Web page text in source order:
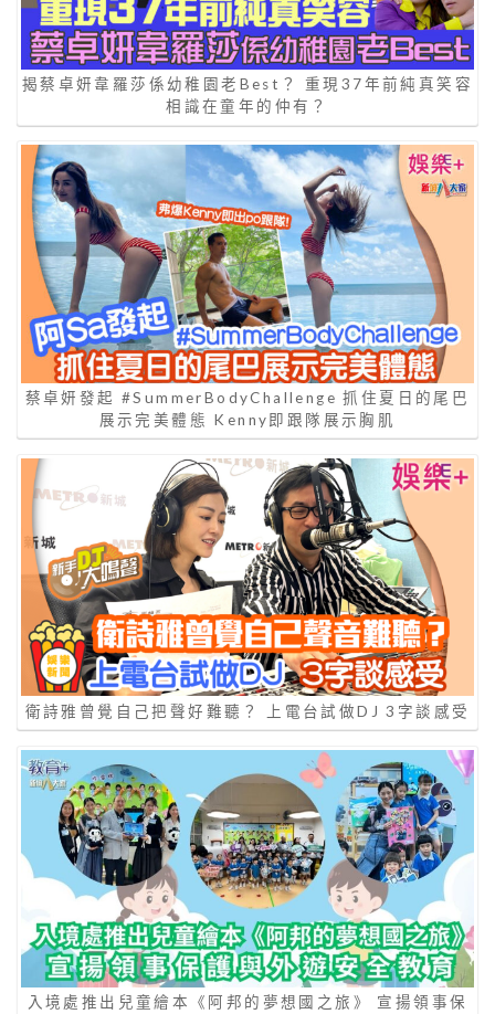
揭蔡卓妍韋羅莎係幼稚園老Best？ 重現37年前純真笑容
相識在童年的仲有？
蔡卓妍發起 #SummerBodyChallenge 抓住夏日的尾巴
展示完美體態 Kenny即跟隊展示胸肌
衛詩雅曾覺自己把聲好難聽？ 上電台試做DJ 3字談感受
入境處推出兒童繪本《阿邦的夢想國之旅》 宣揚領事保